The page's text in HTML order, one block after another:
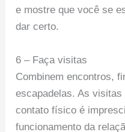
e mostre que você se
dar certo.
6 – Faça visitas
Combinem encontros,
escapadelas. As
contato físico é
funcionamento da